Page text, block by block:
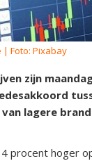
| Foto: Pixabay
zijn
lagere
procent hoger